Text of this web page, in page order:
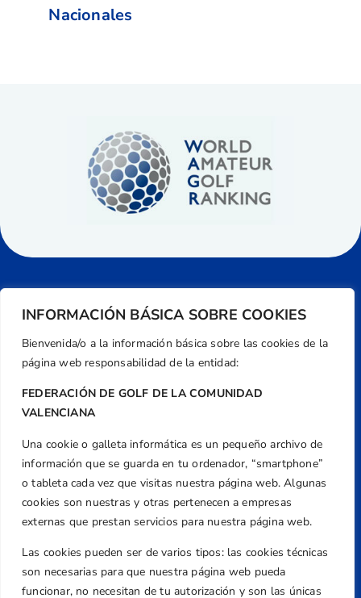
INFORMACIÓN BÁSICA SOBRE COOKIES
Bienvenida/o a la información básica sobre las cookies de la
página web responsabilidad de la entidad:
FEDERACIÓN DE GOLF DE LA COMUNIDAD
VALENCIANA
Una cookie o galleta informática es un pequeño archivo de
información que se guarda en tu ordenador, “smartphone”
o tableta cada vez que visitas nuestra página web. Algunas
cookies son nuestras y otras pertenecen a empresas
externas que prestan servicios para nuestra página web.
Las cookies pueden ser de varios tipos: las cookies técnicas
son necesarias para que nuestra página web pueda
funcionar, no necesitan de tu autorización y son las únicas
Nacionales
Dirección
Centre de L´Esport, Carrer d'Isaac Peral i
Caballero, Nº 5, Despachos 2 y 3, 46980,
Valencia
+34 961 367 799
Email